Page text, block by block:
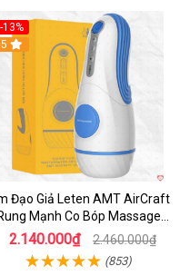
-13%
5
Đạo Giả Leten AMT AirCraft
Mạnh Co Bóp Massage
Êm Ái
2.140.000₫ 2.460.000₫
(853)